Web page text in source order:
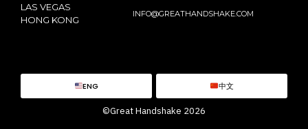
LAS VEGAS
HONG KONG
INFO@GREATHANDSHAKE.COM
ENG 中文
©Great Handshake 2026